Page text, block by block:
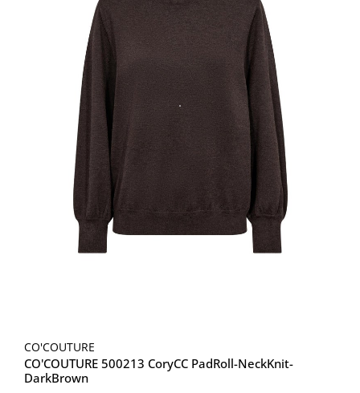
CO'COUTURE
CO'COUTURE 500213 CoryCC PadRoll-NeckKnit-
DarkBrown